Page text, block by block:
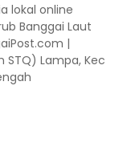
lokal online
Banggai Laut
|
STQ) Lampa, Kec